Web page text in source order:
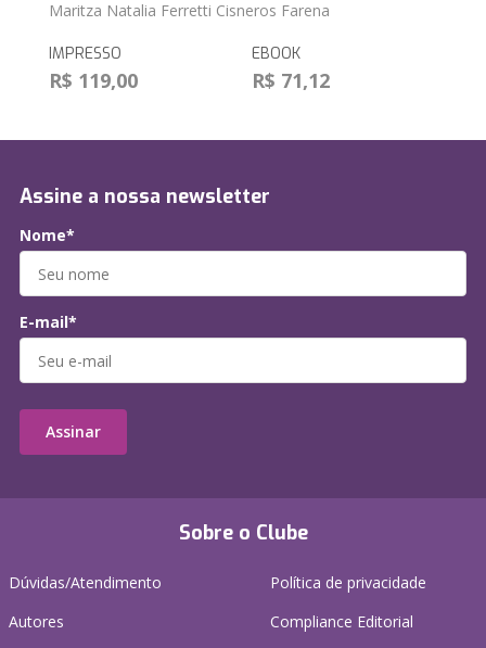
Maritza Natalia Ferretti Cisneros Farena
IMPRESSO
R$ 119,00
EBOOK
R$ 71,12
Sobre o Clube
Dúvidas/Atendimento
Autores
Política de privacidade
Compliance Editorial
Assine a nossa newsletter
Nome*
E-mail*
Assinar